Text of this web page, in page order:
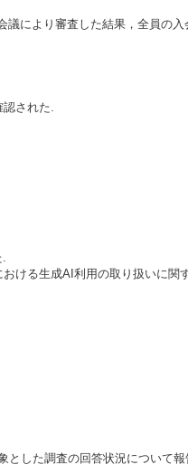
により審査した結果，全員の入
認された.
.
ける生成AI利用の取り扱いに
した調査の回答状況について報